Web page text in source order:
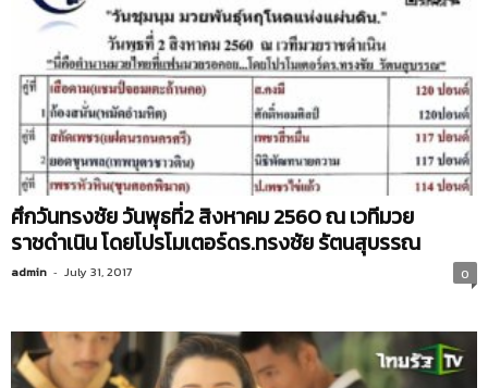
ศึกวันทรงชัย วันพุธที่2 สิงหาคม 2560 ณ เวทีมวย
ราชดำเนิน โดยโปรโมเตอร์ดร.ทรงชัย รัตนสุบรรณ
admin - July 31, 2017 0